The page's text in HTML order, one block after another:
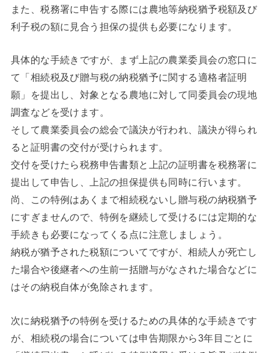
また、税務署に申告する際には農地等納税猶予税額及び
利子税の額に見合う担保の提供も必要になります。
具体的な手続きですが、まず上記の農業委員会の窓口に
て「相続税及び贈与税の納税猶予に関する適格者証明
願」を提出し、対象となる農地に対して同委員会の現地
調査などを受けます。
そして農業委員会の総会で議決が行われ、議決が得られ
ると証明書の交付が受けられます。
交付を受けたら税務申告書類と上記の証明書を税務署に
提出して申告し、上記の担保提供も同時に行います。
尚、この特例はあくまで相続税ないし贈与税の納税猶予
にすぎませんので、特例を継続して受けるには定期的な
手続きも必要になってくる点に注意しましょう。
納税が猶予された税額についてですが、相続人が死亡し
た場合や後継者への生前一括贈与がなされた場合などに
はその納税自体が免除されます。
次に納税猶予の特例を受けるための具体的な手続きです
が、相続税の場合については申告期限から3年目ごとに